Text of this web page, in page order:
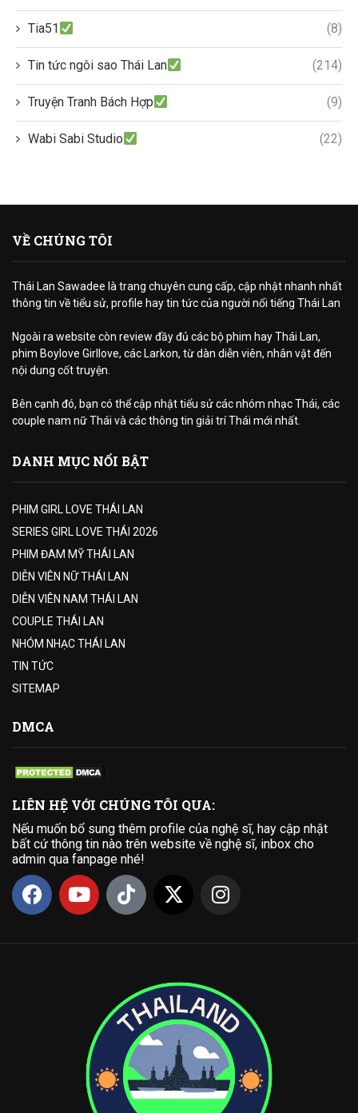
Tia51 (8)
Tin tức ngôi sao Thái Lan (214)
Truyện Tranh Bách Hợp (9)
Wabi Sabi Studio (22)
VỀ CHÚNG TÔI
Thái Lan Sawadee là trang chuyên cung cấp, cập nhật nhanh nhất
thông tin về tiểu sử, profile hay tin tức của người nổi tiếng Thái Lan
Ngoài ra website còn review đầy đủ các bộ phim hay Thái Lan,
phim Boylove Girllove, các Larkon, từ dàn diễn viên, nhân vật đến
nội dung cốt truyện.
Bên cạnh đó, bạn có thể cập nhật tiểu sử các nhóm nhạc Thái, các
couple nam nữ Thái và các thông tin giải trí Thái mới nhất.
DANH MỤC NỔI BẬT
PHIM GIRL LOVE THÁI LAN
SERIES GIRL LOVE THÁI 2026
PHIM ĐAM MỸ THÁI LAN
DIỄN VIÊN NỮ THÁI LAN
DIỄN VIÊN NAM THÁI LAN
COUPLE THÁI LAN
NHÓM NHẠC THÁI LAN
TIN TỨC
SITEMAP
DMCA
LIÊN HỆ VỚI CHÚNG TÔI QUA:
Nếu muốn bổ sung thêm profile của nghệ sĩ, hay cập nhật
bất cứ thông tin nào trên website về nghệ sĩ, inbox cho
admin qua fanpage nhé!